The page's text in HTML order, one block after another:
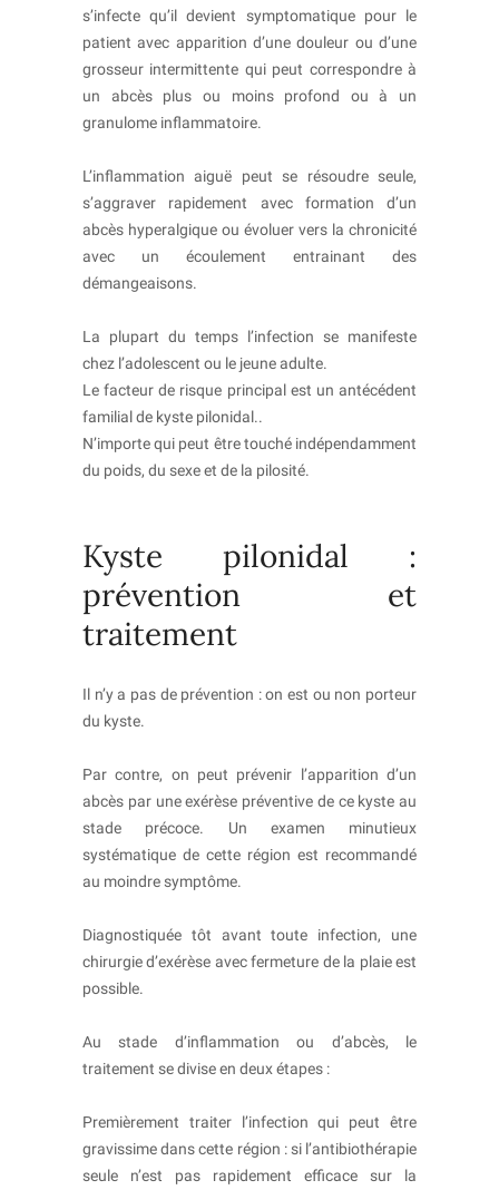
s’infecte qu’il devient symptomatique pour le
patient avec apparition d’une douleur ou d’une
grosseur intermittente qui peut correspondre à
un abcès plus ou moins profond ou à un
granulome inflammatoire.
L’inflammation aiguë peut se résoudre seule,
s’aggraver rapidement avec formation d’un
abcès hyperalgique ou évoluer vers la chronicité
avec un écoulement entrainant des
démangeaisons.
La plupart du temps l’infection se manifeste
chez l’adolescent ou le jeune adulte.
Le facteur de risque principal est un antécédent
familial de kyste pilonidal..
N’importe qui peut être touché indépendamment
du poids, du sexe et de la pilosité.
Kyste pilonidal :
prévention et
traitement
Il n’y a pas de prévention : on est ou non porteur
du kyste.
Par contre, on peut prévenir l’apparition d’un
abcès par une exérèse préventive de ce kyste au
stade précoce. Un examen minutieux
systématique de cette région est recommandé
au moindre symptôme.
Diagnostiquée tôt avant toute infection, une
chirurgie d’exérèse avec fermeture de la plaie est
possible.
Au stade d’inflammation ou d’abcès, le
traitement se divise en deux étapes :
Premièrement traiter l’infection qui peut être
gravissime dans cette région : si l’antibiothérapie
seule n’est pas rapidement efficace sur la